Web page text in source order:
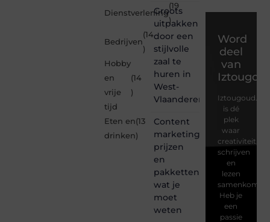
Dienstverlening
(19
)
Bedrijven
(14
)
Hobby
en
vrije
tijd
(14
)
Eten en
drinken
(13
)
Groots
uitpakken
door een
stijlvolle
zaal te
huren in
West-
Vlaanderen
Content
marketing
prijzen
en
pakketten:
wat je
moet
weten
Word
deel
van
Iztougoud.be
is dé
plek
waar
creativiteit,
schrijven
en
lezen
samenkomen.
Heb je
een
passie